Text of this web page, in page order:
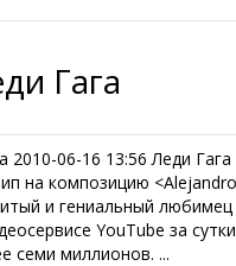
Гага
2010-06-16 13:56 Леди
на композицию
и гениальный
YouTube за
семи миллионов. ...